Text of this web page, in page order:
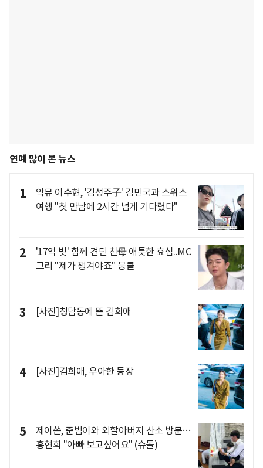
연예 많이 본 뉴스
1
악뮤 이수현, '김성주子' 김민국과 스위스
여행 "첫 만남에 2시간 넘게 기다렸다"
2
'17억 빚' 함께 견딘 친母 애틋한 효심..MC
그리 "제가 챙겨야죠" 뭉클
3 [사진]청담동에 뜬 김희애
4 [사진]김희애, 우아한 등장
5
제이쓴, 준범이와 외할아버지 산소 방문…
홍현희 "아빠 보고싶어요" (슈돌)